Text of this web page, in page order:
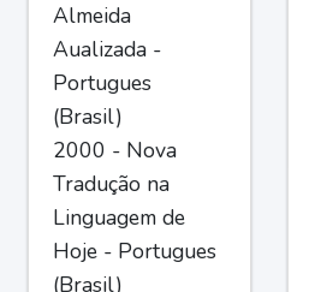
Almeida
Aualizada -
Portugues
(Brasil)
2000 - Nova
Tradução na
Linguagem de
Hoje - Portugues
(Brasil)